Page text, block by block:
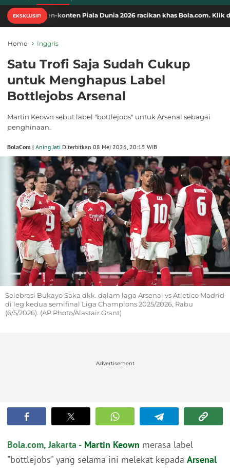
EKSKLUSIF!
konten Piala Dunia 2026 racikan khas Bola.com. Klik di sini!
Home Inggris
Satu Trofi Saja Sudah Cukup
untuk Menghapus Label
Bottlejobs Arsenal
Martin Keown sebut label "bottlejobs" untuk Arsenal sebagai
penghinaan.
BolaCom | Aning Jati Diterbitkan 08 Mei 2026, 20:15 WIB
Selebrasi Bukayo Saka dkk. dalam laga Arsenal vs Atletico Madrid
di leg kedua semifinal Liga Champions 2025/2026, Rabu
(6/5/2026). (AP Photo/Alastair Grant)
Advertisement
Bola.com, Jakarta - Martin Keown merasa label
"bottlejobs" yang selama ini melekat kepada Arsenal